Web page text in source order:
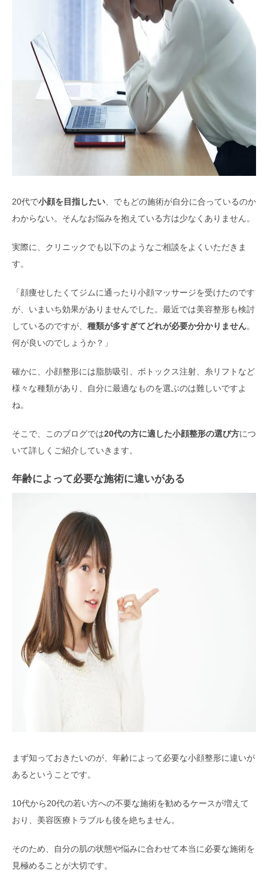
20代で小顔を目指したい 、でもどの施術が自分に合っているのか
わからない。そんなお悩みを抱えている方は少なくありません。
実際に、クリニックでも以下のようなご相談をよくいただきま
す。
「顔痩せしたくてジムに通ったり小顔マッサージを受けたのです
が、いまいち効果がありませんでした。最近では美容整形も検討
しているのですが、 種類が多すぎてどれが必要か分かりません。
何が良いのでしょうか？」
確かに、小顔整形には脂肪吸引、ボトックス注射、糸リフトなど
様々な種類があり、自分に最適なものを選ぶのは難しいですよ
ね。
そこで、このブログでは20代の方に適した小顔整形の選び方につ
いて詳しくご紹介していきます。
年齢によって必要な施術に違いがある
まず知っておきたいのが、年齢によって必要な小顔整形に違いが
あるということです。
10代から20代の若い方への不要な施術を勧めるケースが増えて
おり、美容医療トラブルも後を絶ちません。
そのため、自分の肌の状態や悩みに合わせて本当に必要な施術を
見極めることが大切です。